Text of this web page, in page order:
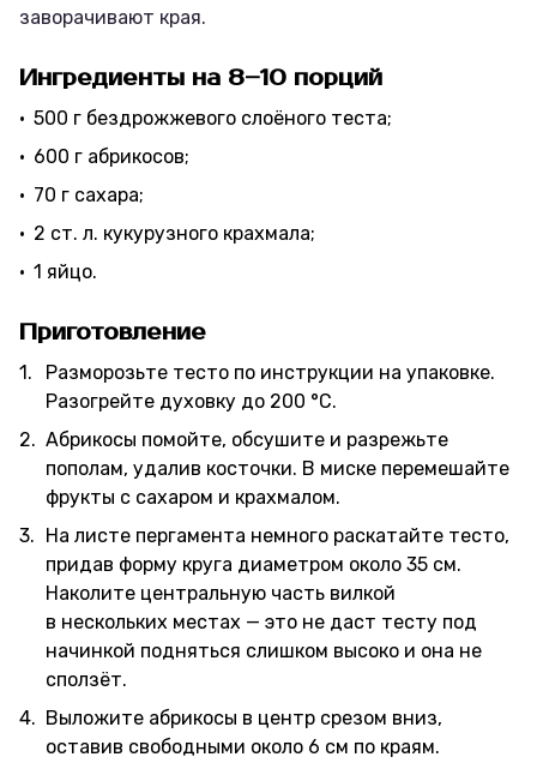
заворачивают края.
Ингредиенты на 8–10 порций
500 г бездрожжевого слоёного теста;
600 г абрикосов;
70 г сахара;
2 ст. л. кукурузного крахмала;
1 яйцо.
Приготовление
Разморозьте тесто по инструкции на упаковке.
Разогрейте духовку до 200 °C.
Абрикосы помойте, обсушите и разрежьте
пополам, удалив косточки. В миске перемешайте
фрукты с сахаром и крахмалом.
На листе пергамента немного раскатайте тесто,
придав форму круга диаметром около 35 см.
Наколите центральную часть вилкой
в нескольких местах — это не даст тесту под
начинкой подняться слишком высоко и она не
сползёт.
Выложите абрикосы в центр срезом вниз,
оставив свободными около 6 см по краям.